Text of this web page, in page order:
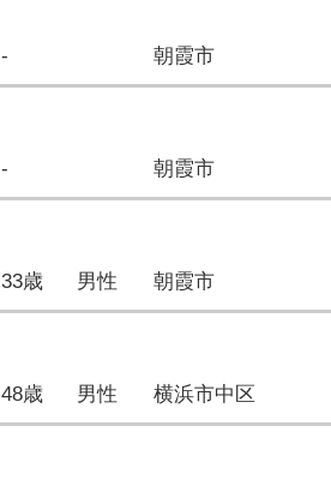
- 朝霞市
- 朝霞市
33歳 男性 朝霞市
48歳 男性 横浜市中区